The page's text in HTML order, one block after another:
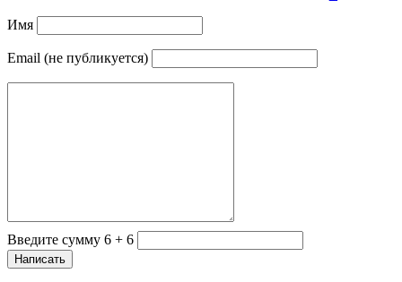
Имя
Email (не публикуется)
Введите сумму 6 + 6